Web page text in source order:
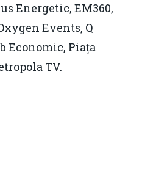
Energetic, EM360,
Events, Q
Economic, Piața
TV.
Fiscalitate pentru o
Durabilă
Martie 2016